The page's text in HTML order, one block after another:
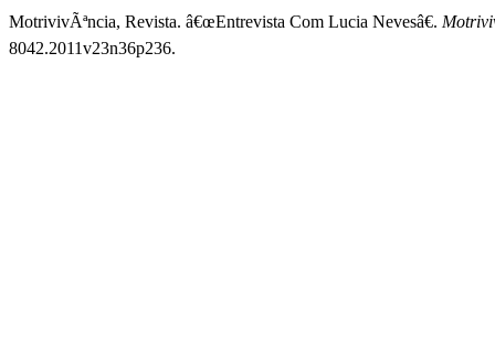
MotrivivÃªncia, Revista. â€œEntrevista Com Lucia Nevesâ€.
8042.2011v23n36p236.